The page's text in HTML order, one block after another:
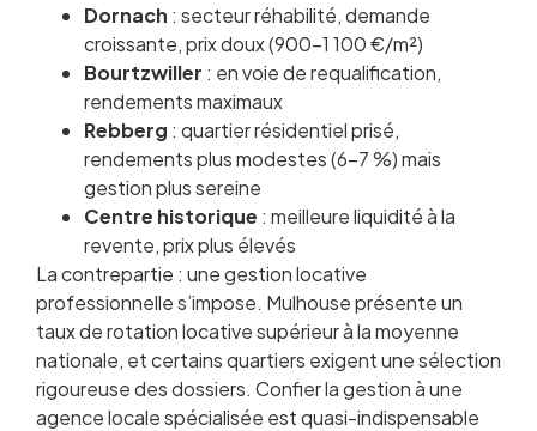
Dornach : secteur réhabilité, demande
croissante, prix doux (900-1 100 €/m²)
Bourtzwiller : en voie de requalification,
rendements maximaux
Rebberg : quartier résidentiel prisé,
rendements plus modestes (6-7 %) mais
gestion plus sereine
Centre historique : meilleure liquidité à la
revente, prix plus élevés
La contrepartie : une gestion locative
professionnelle s’impose. Mulhouse présente un
taux de rotation locative supérieur à la moyenne
nationale, et certains quartiers exigent une sélection
rigoureuse des dossiers. Confier la gestion à une
agence locale spécialisée est quasi-indispensable